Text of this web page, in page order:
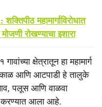
महामार्गाविरोधात
रोखण्याचा इशारा
क्षेत्रातून हा महामार्ग
आणि आटपाडी हे तालुके
पलूस आणि वाळवा
करण्यात आला आहे.